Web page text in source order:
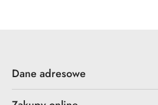
Dane adresowe